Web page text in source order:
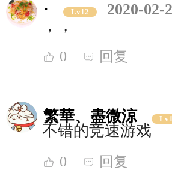
· Lv12
2020-02-
，，
0 回复
繁華、盡微涼
不错的竞速游戏
0 回复